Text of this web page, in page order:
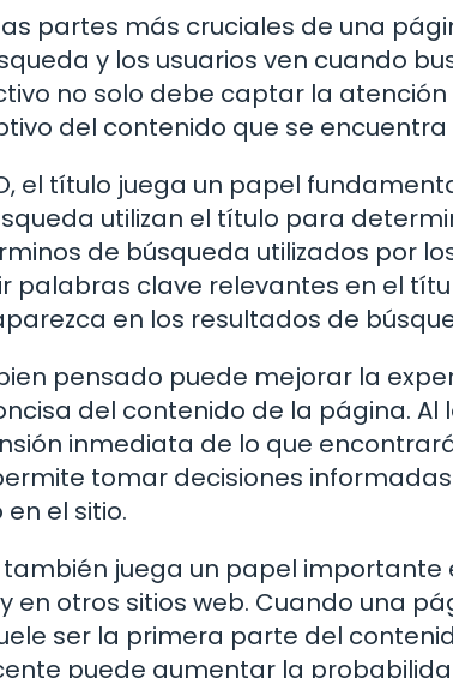
partes más cruciales de una
y los usuarios ven cuando
no solo debe captar la
del contenido que se
el título juega un papel
utilizan el título para
de búsqueda utilizados por
palabras clave relevantes en el
en los resultados de
pensado puede mejorar la
del contenido de la página. Al
inmediata de lo que
tomar decisiones
el sitio.
también juega un papel
en otros sitios web. Cuando una
ser la primera parte del
puede aumentar la